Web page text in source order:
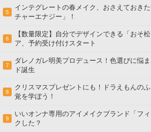
5
インテグレートの春メイク、おさえておき
チャーエナジー」！
6
【数量限定】自分でデザインできる「おそ
ア、予約受け付けスタート
7
ダレノガレ明美プロデュース！色選びに悩
ド誕生
8
クリスマスプレゼントにも！ドラえもんの
覚を学ぼう！
9
いいオンナ専用のアイメイクブランド「フ
クした？